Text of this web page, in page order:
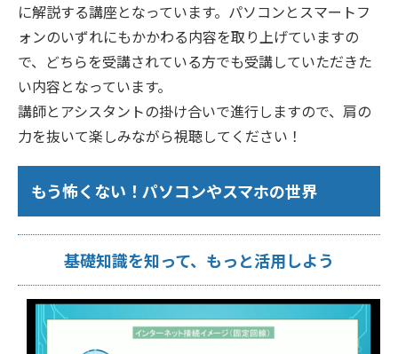
に解説する講座となっています。パソコンとスマートフ
ォンのいずれにもかかわる内容を取り上げていますの
で、どちらを受講されている方でも受講していただきた
い内容となっています。
講師とアシスタントの掛け合いで進行しますので、肩の
力を抜いて楽しみながら視聴してください！
もう怖くない！パソコンやスマホの世界
基礎知識を知って、もっと活用しよう